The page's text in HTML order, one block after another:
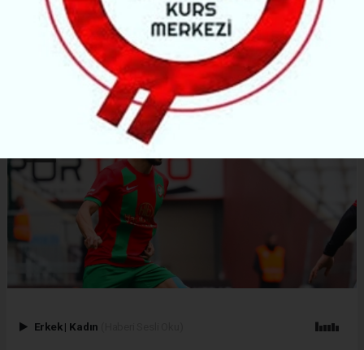
sahasında konut ettiği 68 Aksarayspor’a 0-0
berabere kaldı.
ABONE OL
Erkek | Kadın